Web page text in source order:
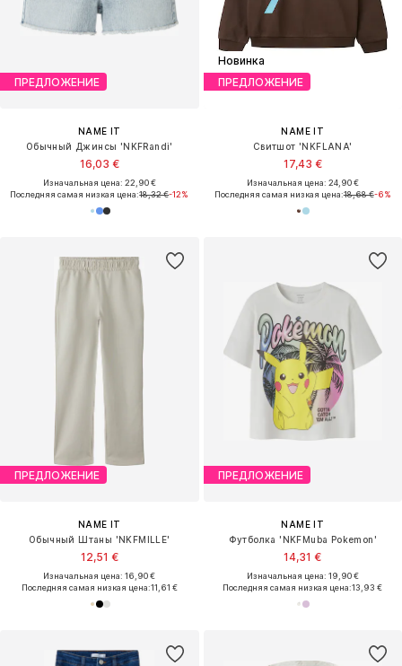
ПРЕДЛОЖЕНИЕ
NAME IT
Обычный Джинсы 'NKFRandi'
16,03 €
Изначальная цена: 22,90 €
Последняя самая низкая цена:18,32 €-12%
Новинка
ПРЕДЛОЖЕНИЕ
NAME IT
Свитшот 'NKFLANA'
17,43 €
Изначальная цена: 24,90 €
Последняя самая низкая цена:18,68 €-6%
ПРЕДЛОЖЕНИЕ
NAME IT
Обычный Штаны 'NKFMILLE'
12,51 €
Изначальная цена: 16,90 €
Последняя самая низкая цена:11,61 €
ПРЕДЛОЖЕНИЕ
NAME IT
Футболка 'NKFMuba Pokemon'
14,31 €
Изначальная цена: 19,90 €
Последняя самая низкая цена:13,93 €